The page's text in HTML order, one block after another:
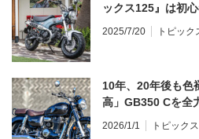
ックス125』は初
2025/7/20 トピック
10年、20年後も色
高」GB350 Cを全
2026/1/1 トピックス